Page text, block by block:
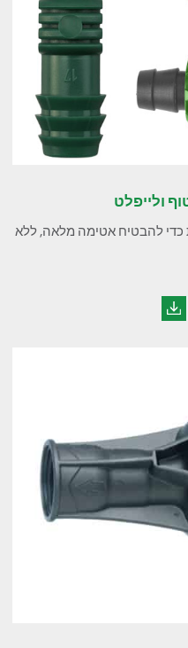
ולייפלט
כדי להבטיח אטימה מלאה, ללא